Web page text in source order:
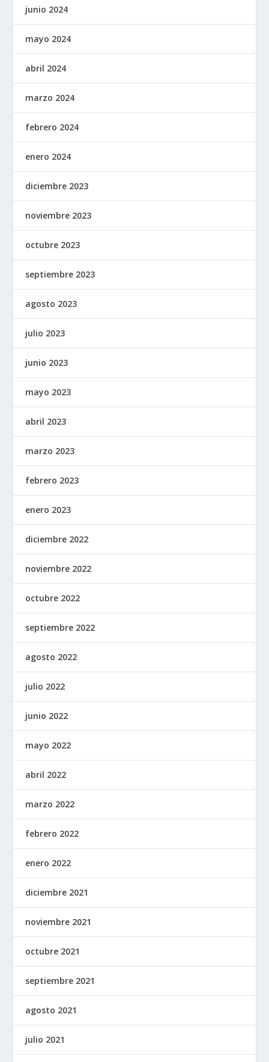
junio 2024
mayo 2024
abril 2024
marzo 2024
febrero 2024
enero 2024
diciembre 2023
noviembre 2023
octubre 2023
septiembre 2023
agosto 2023
julio 2023
junio 2023
mayo 2023
abril 2023
marzo 2023
febrero 2023
enero 2023
diciembre 2022
noviembre 2022
octubre 2022
septiembre 2022
agosto 2022
julio 2022
junio 2022
mayo 2022
abril 2022
marzo 2022
febrero 2022
enero 2022
diciembre 2021
noviembre 2021
octubre 2021
septiembre 2021
agosto 2021
julio 2021